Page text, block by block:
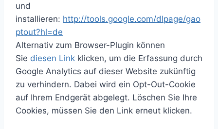
und
installieren: http://tools.google.com/dlpage/gao
ptout?hl=de
Alternativ zum Browser-Plugin können
Sie diesen Link klicken, um die Erfassung durch
Google Analytics auf dieser Website zukünftig
zu verhindern. Dabei wird ein Opt-Out-Cookie
auf Ihrem Endgerät abgelegt. Löschen Sie Ihre
Cookies, müssen Sie den Link erneut klicken.